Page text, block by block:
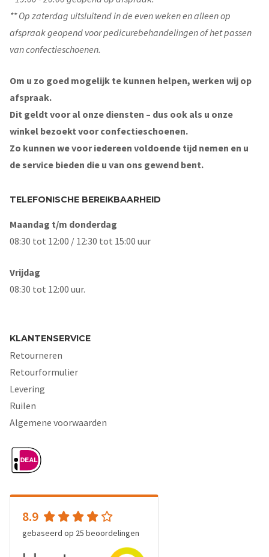
** Op zaterdag uitsluitend in de even weken en alleen op
afspraak geopend voor pedicurebehandelingen of het passen
van confectieschoenen.
Om u zo goed mogelijk te kunnen helpen, werken wij op
afspraak.
Dit geldt voor al onze diensten – dus ook als u onze
winkel bezoekt voor confectieschoenen.
Zo kunnen we voor iedereen voldoende tijd nemen en u
de service bieden die u van ons gewend bent.
TELEFONISCHE BEREIKBAARHEID
Maandag t/m donderdag
08:30 tot 12:00 / 12:30 tot 15:00 uur
Vrijdag
08:30 tot 12:00 uur.
KLANTENSERVICE
Retourneren
Retourformulier
Levering
Ruilen
Algemene voorwaarden
8.9
gebaseerd op 25 beoordelingen